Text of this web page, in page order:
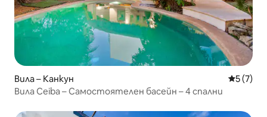
Вила – Канкун Средна
5 (7)
Вила Ceiba – Самостоятелен басейн – 4 спални